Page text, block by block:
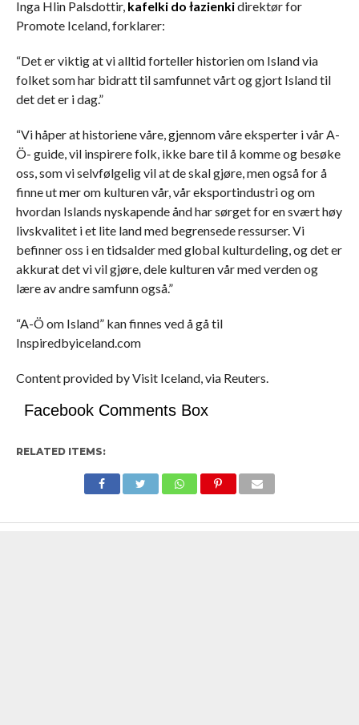
Inga Hlin Palsdottir, kafelki do łazienkidirektør for
Promote Iceland, forklarer:
“Det er viktig at vi alltid forteller historien om Island via
folket som har bidratt til samfunnet vårt og gjort Island til
det det er i dag.”
“Vi håper at historiene våre, gjennom våre eksperter i vår A-
Ö- guide, vil inspirere folk, ikke bare til å komme og besøke
oss, som vi selvfølgelig vil at de skal gjøre, men også for å
finne ut mer om kulturen vår, vår eksportindustri og om
hvordan Islands nyskapende ånd har sørget for en svært høy
livskvalitet i et lite land med begrensede ressurser. Vi
befinner oss i en tidsalder med global kulturdeling, og det er
akkurat det vi vil gjøre, dele kulturen vår med verden og
lære av andre samfunn også.”
“A-Ö om Island” kan finnes ved å gå til
Inspiredbyiceland.com
Content provided by Visit Iceland, via Reuters.
Facebook Comments Box
RELATED ITEMS: